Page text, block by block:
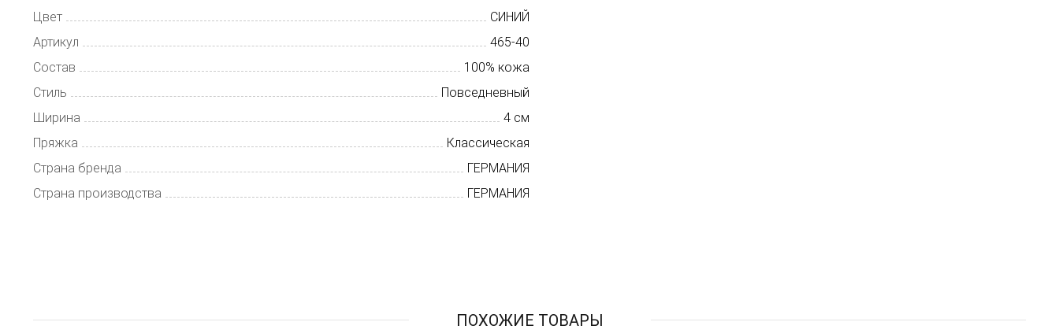
Цвет
СИНИЙ
Артикул
465-40
Состав
100% кожа
Стиль
Повседневный
Ширина
4 см
Пряжка
Классическая
Страна бренда
ГЕРМАНИЯ
Страна производства
ГЕРМАНИЯ
ПОХОЖИЕ ТОВАРЫ